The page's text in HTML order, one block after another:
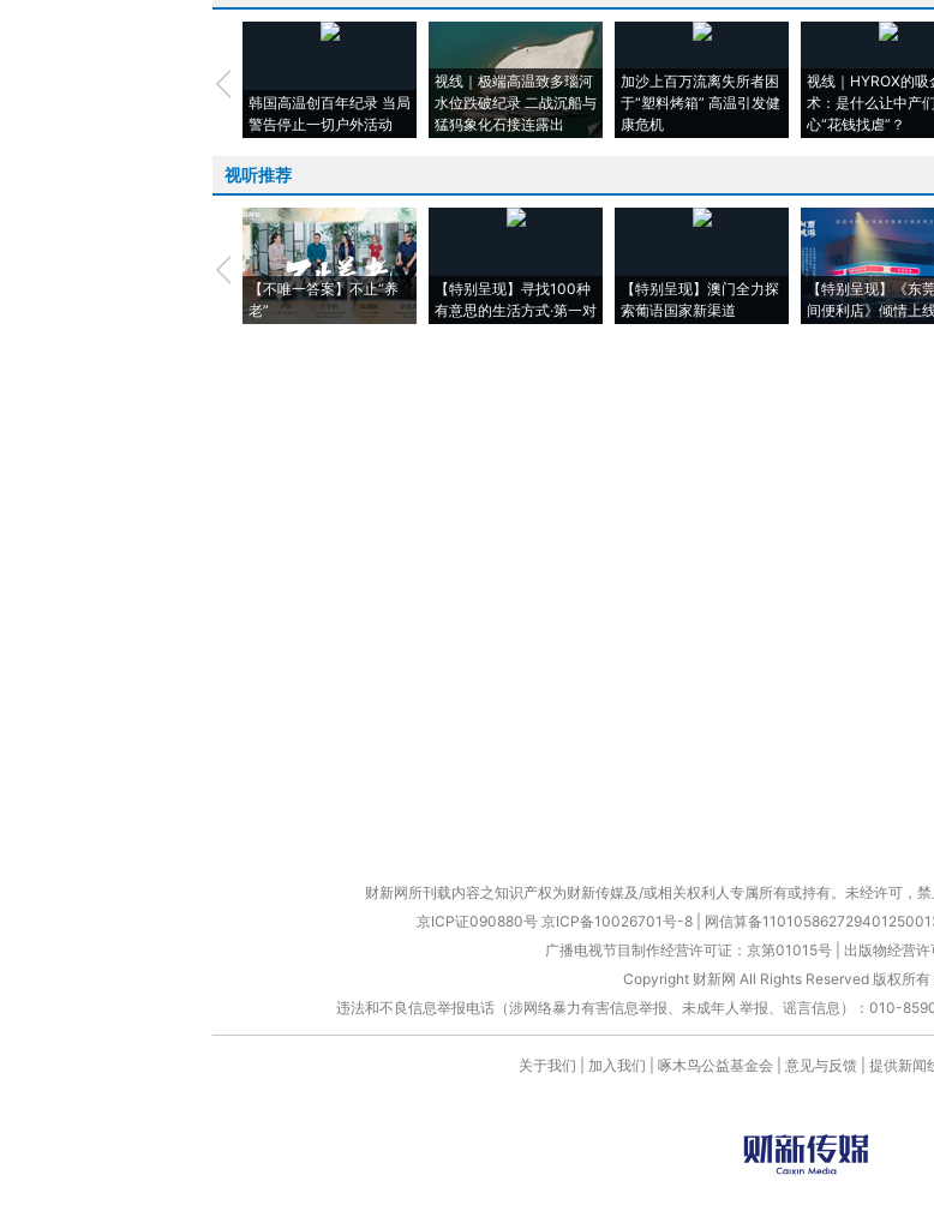
韩国高温创百年纪录 当局
警告停止一切户外活动
视线｜极端高温致多瑙河
水位跌破纪录 二战沉船与
猛犸象化石接连露出
加沙上百万流离失所者困
于“塑料烤箱” 高温引发健
康危机
视线｜HYROX的吸
术：是什么让中产
心“花钱找虐”？
视听推荐
【不唯一答案】不止“养
老”
【特别呈现】寻找100种
有意思的生活方式·第一对
【特别呈现】澳门全力探
索葡语国家新渠道
【特别呈现】《东
间便利店》倾情上
财新网所刊载内容之知识产权为财新传媒及/或相关权利人专属所有或持有。未经许可，
京ICP证090880号 京ICP备10026701号-8 网信算备
广播电视节目制作经营许可证：京第01015号| 出版物经营
Copyright 财新网 All Rights Reserved 版权所有
违法和不良信息举报电话（涉网络暴力有害信息举报、未成年人举报、谣言信息）：010-
关于我们 加入我们 啄木鸟公益基金会 意见与反馈 提供新闻